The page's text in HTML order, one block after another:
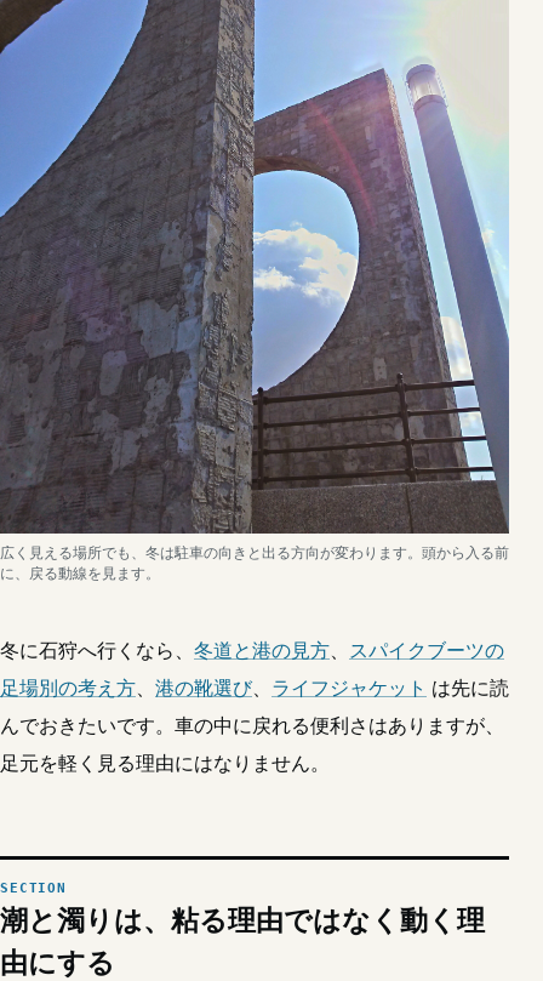
広く見える場所でも、冬は駐車の向きと出る方向が変わります。頭から入る前
に、戻る動線を見ます。
冬に石狩へ行くなら、 冬道と港の見方、 スパイクブーツの
足場別の考え方、 港の靴選び、 ライフジャケット は先に読
んでおきたいです。車の中に戻れる便利さはありますが、
足元を軽く見る理由にはなりません。
潮と濁りは、粘る理由ではなく動く理
由にする